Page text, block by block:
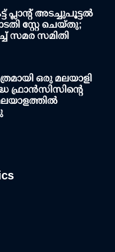
പ്ലാന്റ് അടച്ചുപൂട്ടൽ
സ്റ്റേ ചെയ്തു;
സമര സമിതി
ഒരു മലയാളി
ഫ്രാൻസിസിന്റെ